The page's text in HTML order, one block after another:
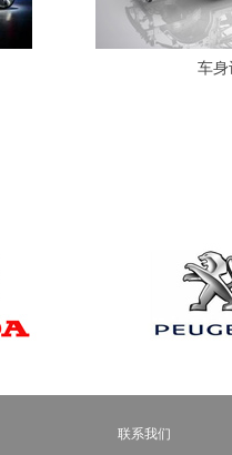
车身
联系我们